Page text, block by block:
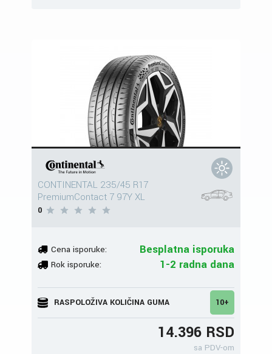
CONTINENTAL 235/45 R17
PremiumContact 7 97Y XL
0
Cena isporuke: Besplatna isporuka
Rok isporuke: 1-2 radna dana
RASPOLOŽIVA KOLIČINA GUMA 10+
14.396 RSD
sa PDV-om